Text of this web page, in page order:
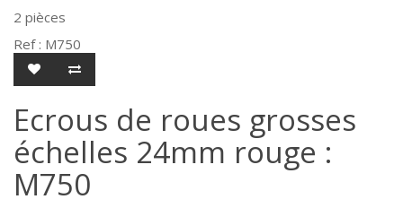
2 pièces
Ref : M750
Ecrous de roues grosses
échelles 24mm rouge :
M750